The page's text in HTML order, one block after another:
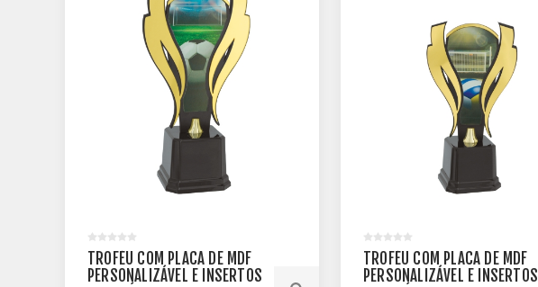
TROFÉU COM PLACA DE MDF
PERSONALIZÁVEL E INSERTOS
TROFÉU COM PLACA DE MDF
PERSONALIZÁVEL E INSERTOS